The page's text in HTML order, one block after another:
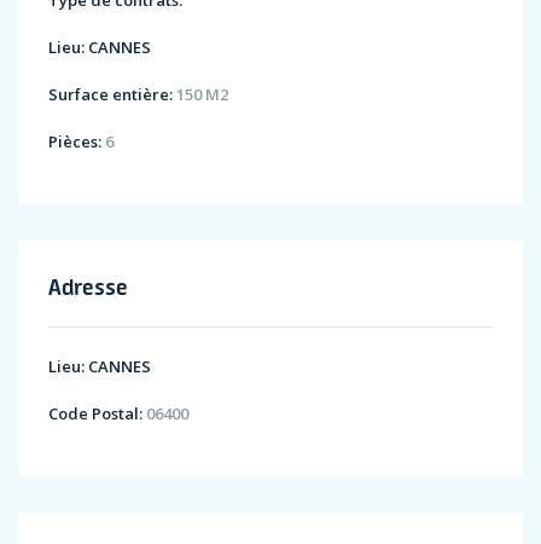
Lieu: CANNES
Surface entière: 150 M2
Pièces: 6
Adresse
Lieu: CANNES
Code Postal: 06400